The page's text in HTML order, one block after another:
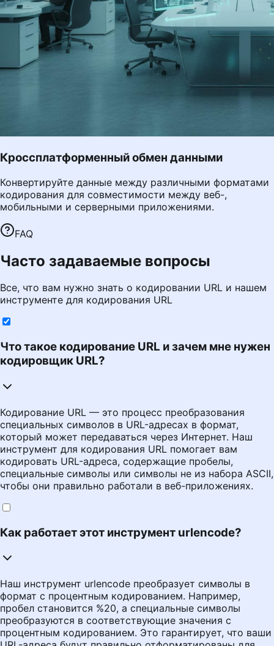
Кроссплатформенный обмен данными
Конвертируйте данные между различными форматами
кодирования для совместимости между веб-,
мобильными и серверными приложениями.
FAQ
Часто задаваемые вопросы
Все, что вам нужно знать о кодировании URL и нашем
инструменте для кодирования URL
Что такое кодирование URL и зачем мне нужен
кодировщик URL?
Кодирование URL — это процесс преобразования
специальных символов в URL-адресах в формат,
который может передаваться через Интернет. Наш
инструмент для кодирования URL помогает вам
кодировать URL-адреса, содержащие пробелы,
специальные символы или символы не из набора ASCII,
чтобы они правильно работали в веб-приложениях.
Как работает этот инструмент urlencode?
Наш инструмент urlencode преобразует символы в
формат с процентным кодированием. Например,
пробел становится %20, а специальные символы
преобразуются в соответствующие значения с
процентным кодированием. Это гарантирует, что ваши